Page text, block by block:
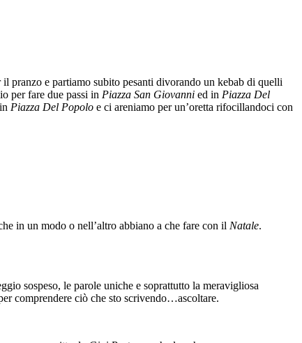
pranzo e partiamo subito pesanti divorando un kebab di quelli
per fare due passi in Piazza San Giovanni ed in Piazza Del
Piazza Del Popolo e ci areniamo per un’oretta rifocillandoci con
in un modo o nell’altro abbiano a che fare con il Natale.
sospeso, le parole uniche e soprattutto la meravigliosa
comprendere ciò che sto scrivendo…ascoltare.